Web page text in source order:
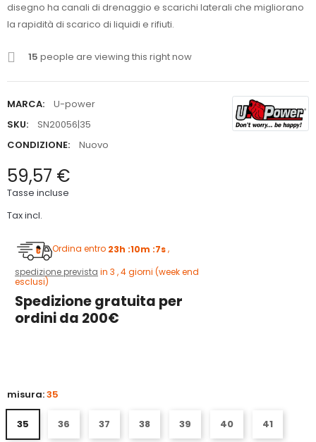
disegno ha canali di drenaggio e scarichi laterali che migliorano
la rapidità di scarico di liquidi e rifiuti.
15 people are viewing this right now
MARCA:
U-power
SKU:
SN20056|35
CONDIZIONE:
Nuovo
59,57 €
Tasse incluse
Tax incl.
Ordina entro 23h :10m :6s,
spedizione prevista in 3 , 4 giorni (week end
esclusi)
Spedizione gratuita per
ordini da 200€
misura:35
35 36 37 38 39 40 41